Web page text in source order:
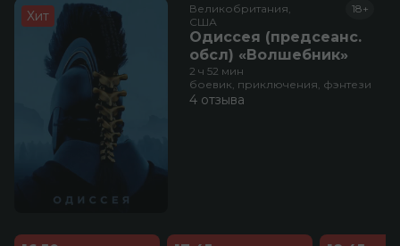
Хит
Великобритания,
США
Одиссея (предсеанс.
обсл) «Волшебник»
18+
2 ч 52 мин
боевик, приключения, фэнтези
4 отзыва